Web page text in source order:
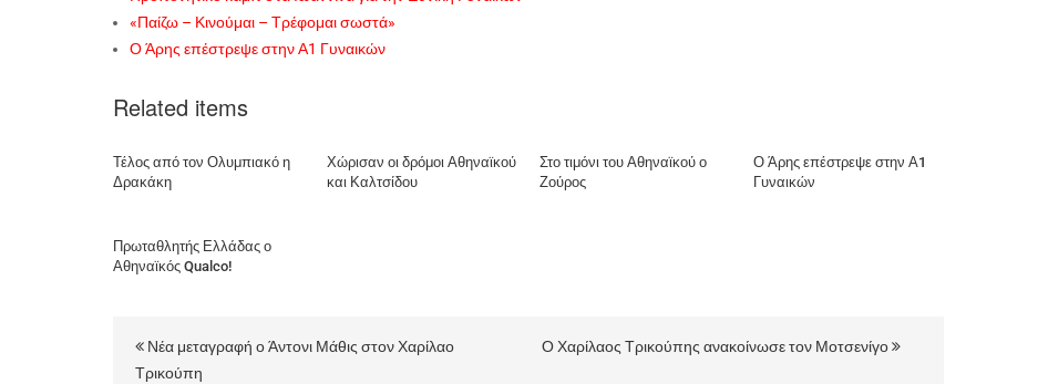
«Παίζω – Κινούμαι – Τρέφομαι σωστά»
Ο Άρης επέστρεψε στην Α1 Γυναικών
Related items
Τέλος από τον Ολυμπιακό η
Δρακάκη
Χώρισαν οι δρόμοι Αθηναϊκού
και Καλτσίδου
Στο τιμόνι του Αθηναϊκού ο
Ζούρος
Ο Άρης επέστρεψε στην Α1
Γυναικών
Πρωταθλητής Ελλάδας ο
Αθηναϊκός Qualco!
Νέα μεταγραφή ο Άντονι Μάθις στον Χαρίλαο
Τρικούπη
Ο Χαρίλαος Τρικούπης ανακοίνωσε τον Μοτσενίγο